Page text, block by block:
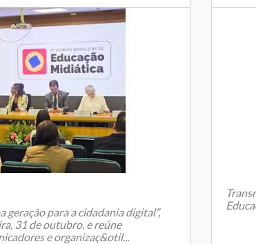
geração para a cidadania digital”,
31 de outubro, e reúne
e organizaç&otil...